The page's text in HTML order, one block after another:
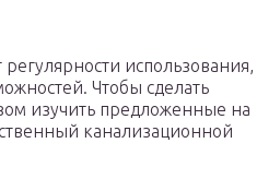
использования,
Чтобы сделать
изучить предложенные на
канализационной